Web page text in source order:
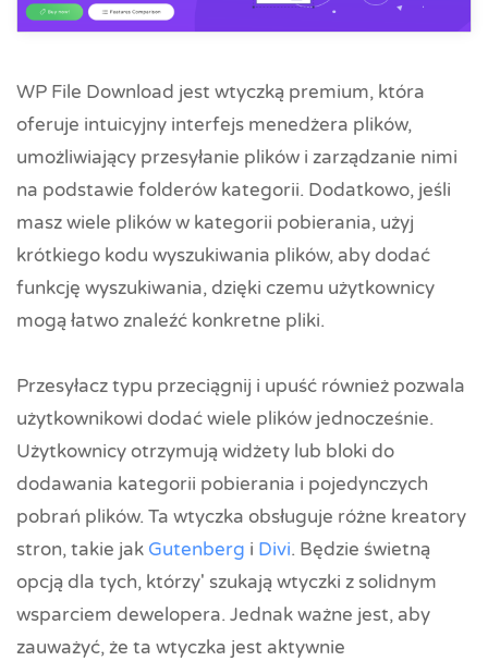
WP File Download jest wtyczką premium, która
oferuje intuicyjny interfejs menedżera plików,
umożliwiający przesyłanie plików i zarządzanie nimi
na podstawie folderów kategorii. Dodatkowo, jeśli
masz wiele plików w kategorii pobierania, użyj
krótkiego kodu wyszukiwania plików, aby dodać
funkcję wyszukiwania, dzięki czemu użytkownicy
mogą łatwo znaleźć konkretne pliki.
Przesyłacz typu przeciągnij i upuść również pozwala
użytkownikowi dodać wiele plików jednocześnie.
Użytkownicy otrzymują widżety lub bloki do
dodawania kategorii pobierania i pojedynczych
pobrań plików. Ta wtyczka obsługuje różne kreatory
stron, takie jak Gutenberg i Divi. Będzie świetną
opcją dla tych, którzy' szukają wtyczki z solidnym
wsparciem dewelopera. Jednak ważne jest, aby
zauważyć, że ta wtyczka jest aktywnie